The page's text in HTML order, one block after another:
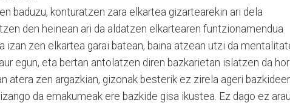
baduzu, konturatzen zara elkartea gizartearekin ari dela
den heinean ari da aldatzen elkartearen funtzionamendua
izan zen elkartea garai batean, baina atzean utzi da
egun, eta bertan antolatzen diren bazkarietan islatzen da
atera zen argazkian, gizonak besterik ez zirela ageri
da emakumeak ere bazkide gisa ikustea. Ez dago ez